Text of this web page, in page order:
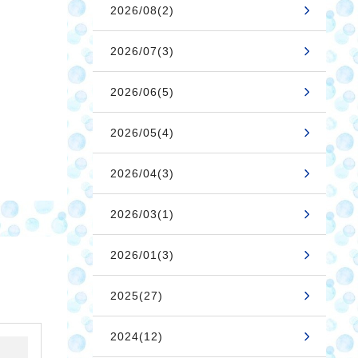
2026/08(2)
2026/07(3)
2026/06(5)
2026/05(4)
2026/04(3)
2026/03(1)
2026/01(3)
2025(27)
2024(12)